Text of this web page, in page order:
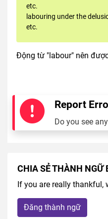
etc.
labouring under the
etc.
Động từ "labour" nên
Report
Do you see
CHIA SẺ THÀNH NGỮ
If you are really thankful,
Đăng thành ngữ